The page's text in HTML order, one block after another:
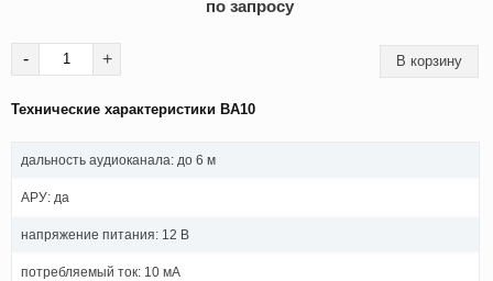
по запросу
- +
Технические характеристики BA10
дальность аудиоканала: до 6 м
АРУ: да
напряжение питания: 12 В
потребляемый ток: 10 мА